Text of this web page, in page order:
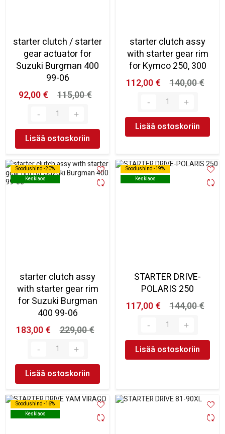
starter clutch / starter
gear actuator for
Suzuki Burgman 400
99-06
92,00 €
115,00 €
Lisää ostoskoriin
starter clutch assy
with starter gear rim
for Kymco 250, 300
112,00 €
140,00 €
Lisää ostoskoriin
Soodushind -20%
Kesklaos
Soodushind -20%
Kesklaos
starter clutch assy
with starter gear rim
for Suzuki Burgman
400 99-06
183,00 €
229,00 €
Lisää ostoskoriin
Soodushind -19%
Kesklaos
Soodushind -19%
Kesklaos
STARTER DRIVE-
POLARIS 250
117,00 €
144,00 €
Lisää ostoskoriin
Soodushind -16%
Kesklaos
Soodushind -16%
Kesklaos